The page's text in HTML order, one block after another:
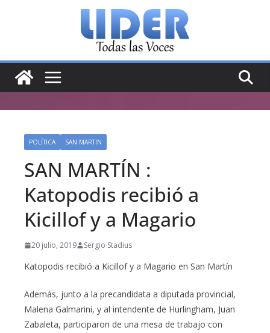
POLÍTICA SAN MARTIN
SAN MARTÍN :
Katopodis recibió a
Kicillof y a Magario
20 julio, 2019 Sergio Stadius
Katopodis recibió a Kicillof y a Magario en San Martín
Además, junto a la precandidata a diputada provincial,
Malena Galmarini, y al intendente de Hurlingham, Juan
Zabaleta, participaron de una mesa de trabajo con